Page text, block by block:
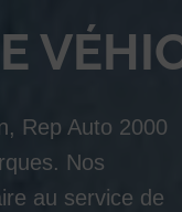
Rep Auto 2000
Nos
au service de